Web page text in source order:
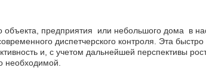
объекта, предприятия или небольшого дома в
диспетчерского контроля. Эта
и, с учетом дальнейшей перспективы
необходимой.